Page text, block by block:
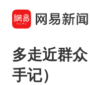
多走近群
手记）